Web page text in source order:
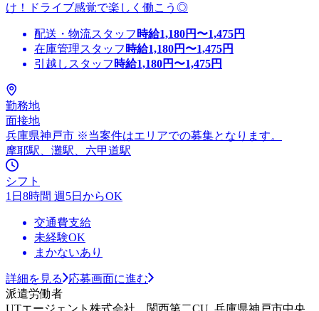
け！ドライブ感覚で楽しく働こう◎
配送・物流スタッフ 時給1,180円〜1,475円
在庫管理スタッフ 時給1,180円〜1,475円
引越しスタッフ 時給1,180円〜1,475円
勤務地
面接地
兵庫県神戸市 ※当案件はエリアでの募集となります。
摩耶駅、灘駅、六甲道駅
シフト
1日8時間 週5日からOK
交通費支給
未経験OK
まかないあり
詳細を見る
応募画面に進む
派遣労働者
UTエージェント株式会社 関西第二CU_兵庫県神戸市中央